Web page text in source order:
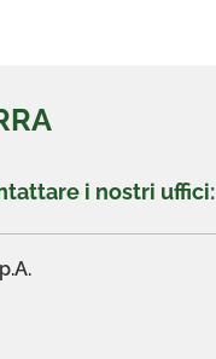
i nostri uffici: